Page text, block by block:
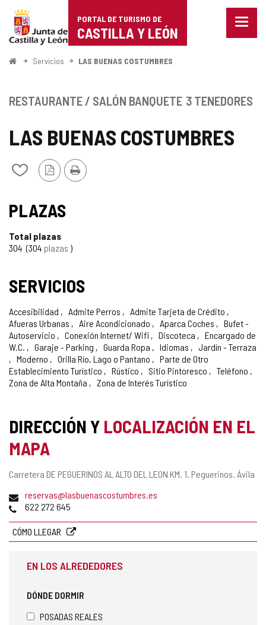
Portal
de
Turismo
Castilla
León
PORTAL DE TURISMO DE
CASTILLA Y LEÓN
Menu
InicioServicios LAS BUENAS COSTUMBRES
LAS BUENAS COSTUMBRES
Añadir/quitar
cuadernos
Versión
PDF
Imprimir
RESTAURANTE / SALÓN BANQUETE 3 TENEDORES
PLAZAS
Total plazas
304 304 plazas
SERVICIOS
Accesibilidad Admite Perros
Admite Tarjeta de Crédito
Afueras Urbanas
Aire Acondicionado Aparca Coches
Bufet -
Autoservicio
Conexión Internet/ Wifi Discoteca
Encargado de
W.C.
Garaje - Parking Guarda Ropa Idiomas
Jardín - Terraza
Moderno
Orilla Río, Lago o Pantano
Parte de Otro
Establecimiento Turístico
Rústico Sitio Pintoresco
Teléfono
Zona de Alta Montaña
Zona de Interés Turístico
DIRECCIÓN Y LOCALIZACIÓN EN EL
MAPA
Dirección
Carretera DE PEGUERINOS AL ALTO DEL LEON KM. 1. Peguerinos. Ávila
Dirección
de
electrónico
reservas@lasbuenascostumbres.es
Teléfonos
622 272 645
CÓMO LLEGAR
EN LOS ALREDEDORES
DÓNDE DORMIR
POSADAS REALES